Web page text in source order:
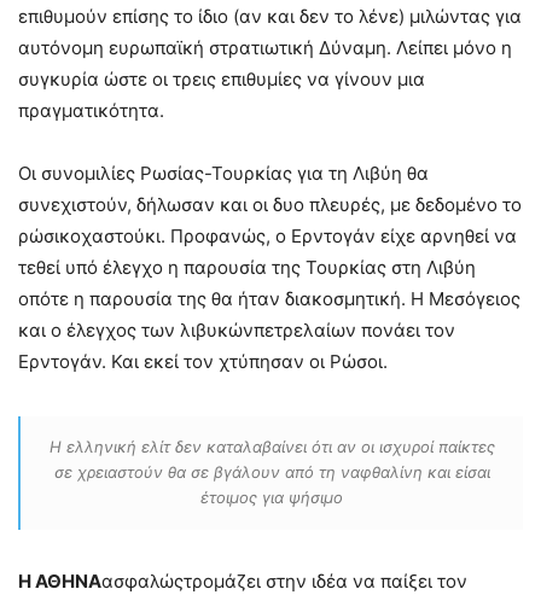
επιθυμούν επίσης το ίδιο (αν και δεν το λένε) μιλώντας για
αυτόνομη ευρωπαϊκή στρατιωτική Δύναμη. Λείπει μόνο η
συγκυρία ώστε οι τρεις επιθυμίες να γίνουν μια
πραγματικότητα.
Οι συνομιλίες Ρωσίας-Τουρκίας για τη Λιβύη θα
συνεχιστούν, δήλωσαν και οι δυο πλευρές, με δεδομένο το
ρώσικοχαστούκι. Προφανώς, ο Ερντογάν είχε αρνηθεί να
τεθεί υπό έλεγχο η παρουσία της Τουρκίας στη Λιβύη
οπότε η παρουσία της θα ήταν διακοσμητική. Η Μεσόγειος
και ο έλεγχος των λιβυκώνπετρελαίων πονάει τον
Ερντογάν. Και εκεί τον χτύπησαν οι Ρώσοι.
Η ελληνική ελίτ δεν καταλαβαίνει ότι αν οι ισχυροί παίκτες
σε χρειαστούν θα σε βγάλουν από τη ναφθαλίνη και είσαι
έτοιμος για ψήσιμο
Η ΑΘΗΝΑασφαλώςτρομάζει στην ιδέα να παίξει τον